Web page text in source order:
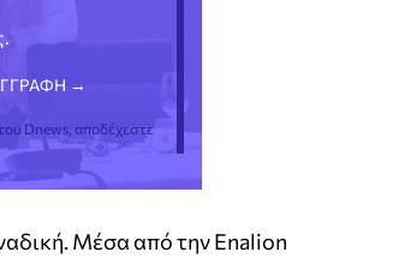
Dnews, αποδέχεστε
Μέσα από την Enalion